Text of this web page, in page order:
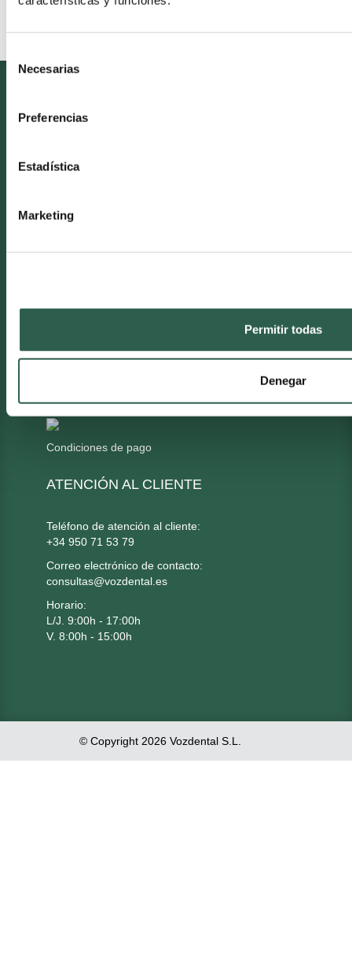
Selection
Necesarias
Preferencias
Estadística
Marketing
Permitir todas
Denegar
Mapa del sitio
Contacto
CONDICIONES LEGALES
Condiciones de pago
ATENCIÓN AL CLIENTE
Teléfono de atención al cliente:
+34 950 71 53 79
Correo electrónico de contacto:
consultas@vozdental.es
Horario:
L/J. 9:00h - 17:00h
V. 8:00h - 15:00h
© Copyright 2026 Vozdental S.L.